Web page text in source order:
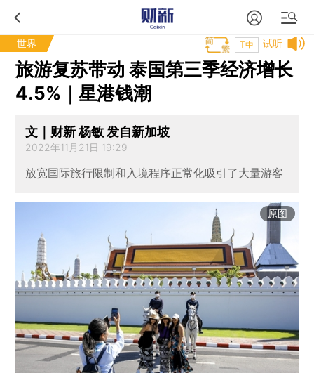
世界 试听
T中
旅游复苏带动 泰国第三季经济增长
4.5%｜星港钱潮
文｜财新 杨敏 发自新加坡
2022年11月21日 19:29
放宽国际旅行限制和入境程序正常化吸引了大量游客
原图